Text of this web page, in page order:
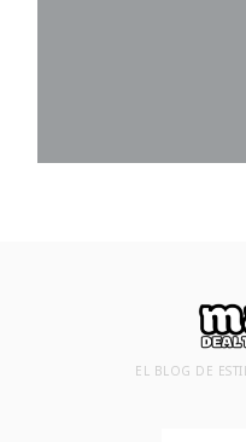
EL BLOG DE